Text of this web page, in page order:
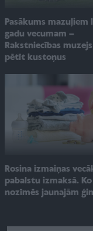
Pasākums mazuļiem
gadu vecumam –
Rakstniecības
pētīt kustoņus
Rosina izmaiņas
pabalstu izmaksā.
nozīmēs jaunajām